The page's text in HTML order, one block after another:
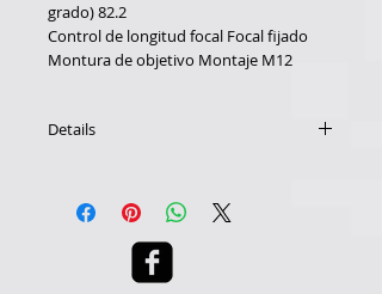
grado)82.2
Control de longitud focal Focal fijado
Montura de objetivo Montaje M12
Details
VARIFOCAL.